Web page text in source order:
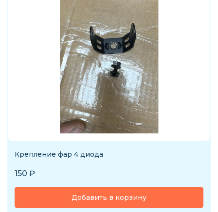
Крепление фар 4 диода
150 ₽
Добавить в корзину